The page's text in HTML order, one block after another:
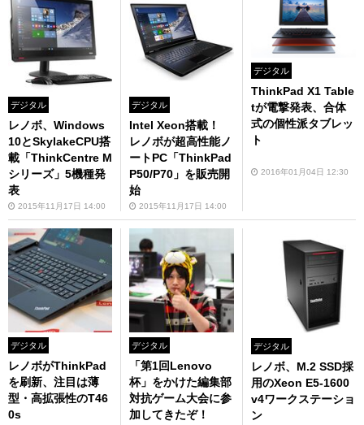
デジタル
レノボ、Windows
10とSkylakeCPU搭
載「ThinkCentre M
シリーズ」5機種発
表
2015年11月17日 14:00
デジタル
Intel Xeon搭載！
レノボが超高性能ノ
ートPC「ThinkPad
P50/P70」を販売開
始
2015年11月17日 14:00
デジタル
ThinkPad X1 Table
tが電撃発表、合体
式の個性派タブレッ
ト
2016年01月04日 12:30
デジタル
レノボがThinkPad
を刷新、注目は薄
型・高拡張性のT46
0s
デジタル
「第1回Lenovo
杯」をかけた編集部
対抗ゲーム大会に参
加してきたぞ！
デジタル
レノボ、M.2 SSD採
用のXeon E5-1600
v4ワークステーショ
ン